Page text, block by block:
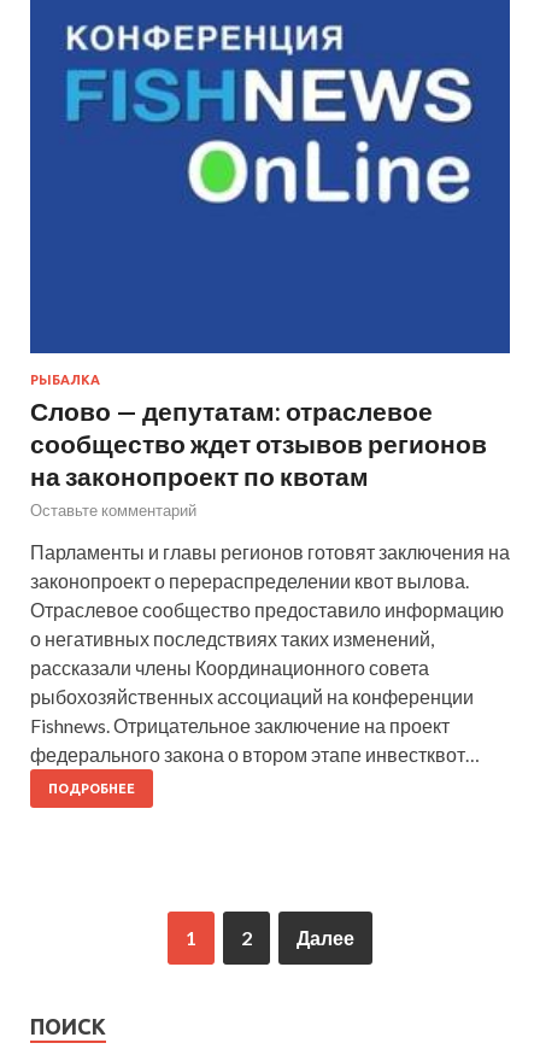
РЫБАЛКА
Слово — депутатам: отраслевое
сообщество ждет отзывов регионов
на законопроект по квотам
Оставьте комментарий
Парламенты и главы регионов готовят заключения на
законопроект о перераспределении квот вылова.
Отраслевое сообщество предоставило информацию
о негативных последствиях таких изменений,
рассказали члены Координационного совета
рыбохозяйственных ассоциаций на конференции
Fishnews. Отрицательное заключение на проект
федерального закона о втором этапе инвестквот…
ПОДРОБНЕЕ
1 2 Далее
ПОИСК